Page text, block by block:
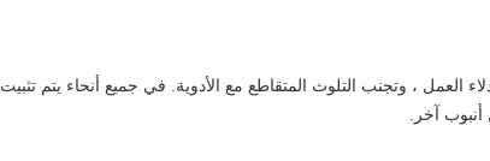
العمل ، وتجنب التلوث المتقاطع مع الأدوية. في جميع أنحاء يتم تثبيت
آخر.